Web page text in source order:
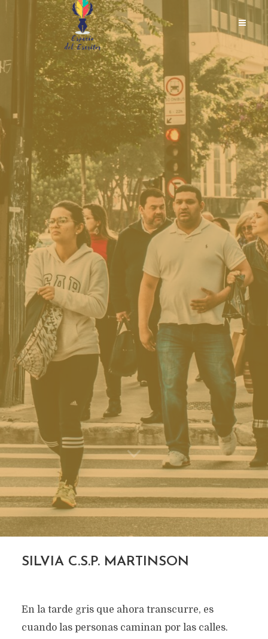
SILVIA C.S.P. MARTINSON
En la tarde gris que ahora transcurre, es
cuando las personas caminan por las calles.